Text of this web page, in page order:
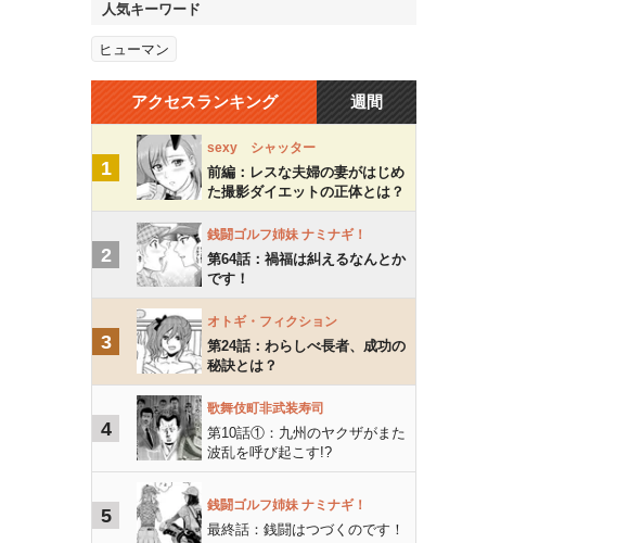
人気キーワード
ヒューマン
アクセスランキング 週間
1
sexy シャッター
前編：レスな夫婦の妻がはじめ
た撮影ダイエットの正体とは？
2
銭闘ゴルフ姉妹 ナミナギ！
第64話：禍福は糾えるなんとか
です！
3
オトギ・フィクション
第24話：わらしべ長者、成功の
秘訣とは？
4
歌舞伎町非武装寿司
第10話①：九州のヤクザがまた
波乱を呼び起こす!?
5 銭闘ゴルフ姉妹 ナミナギ！
最終話：銭闘はつづくのです！